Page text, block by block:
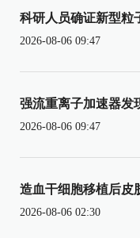
科研人员确证新型粒
2026-08-06 09:47
强流重离子加速器发
2026-08-06 09:47
造血干细胞移植后皮
2026-08-06 02:30